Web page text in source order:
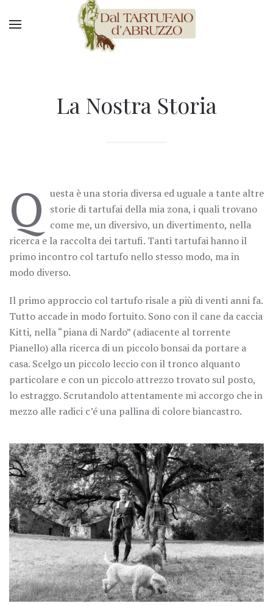
La Nostra Storia
Q
uesta è una storia diversa ed uguale a tante altre
storie di tartufai della mia zona, i quali trovano
come me, un diversivo, un divertimento, nella
ricerca e la raccolta dei tartufi. Tanti tartufai hanno il
primo incontro col tartufo nello stesso modo, ma in
modo diverso.
Il primo approccio col tartufo risale a più di venti anni fa.
Tutto accade in modo fortuito. Sono con il cane da caccia
Kitti, nella “piana di Nardo” (adiacente al torrente
Pianello) alla ricerca di un piccolo bonsai da portare a
casa. Scelgo un piccolo leccio con il tronco alquanto
particolare e con un piccolo attrezzo trovato sul posto,
lo estraggo. Scrutandolo attentamente mi accorgo che in
mezzo alle radici c’é una pallina di colore biancastro.